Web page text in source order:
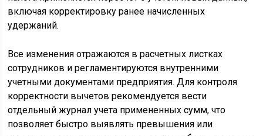
включая корректировку ранее начисленных
удержаний.
Все изменения отражаются в расчетных листках
сотрудников и регламентируются внутренними
учетными документами предприятия. Для контроля
корректности вычетов рекомендуется вести
отдельный журнал учета примененных сумм, что
позволяет быстро выявлять превышения или